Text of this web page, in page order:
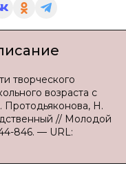
творческого
возраста с
Н.
// Молодой
846. — URL: